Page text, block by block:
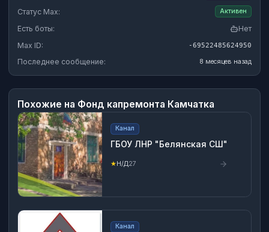
Статус Max: Активен
Есть боты:
Нет
Max ID:
-69522485624950
Последнее сообщение: 8 месяцев назад
Похожие на Фонд капремонта Камчатка
Канал
ГБОУ ЛНР "Белянская СШ"
★Н/Д27
Канал